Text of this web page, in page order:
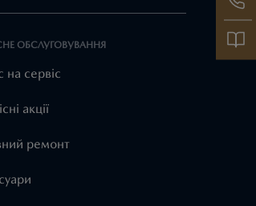
ОБСЛУГОВУВАННЯ
на сервіс
акції
ремонт